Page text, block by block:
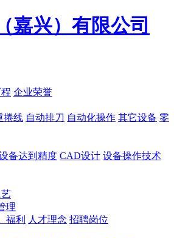
企业荣誉
捲线 自动排刀 自动化操作 其它设备 零
备达到精度 CAD设计 设备操作技术
理
福利
人才理念 招聘岗位